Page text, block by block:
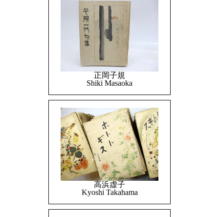
正岡子規
Shiki Masaoka
高浜虚子
Kyoshi Takahama